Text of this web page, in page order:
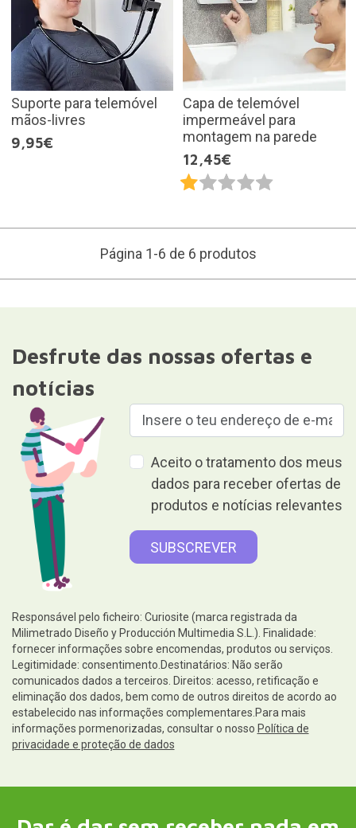
Suporte para telemóvel
mãos-livres
9,95€
Capa de telemóvel
impermeável para
montagem na parede
12,45€
Página 1-6 de 6 produtos
Desfrute das nossas ofertas e
notícias
Aceito o tratamento dos meus
dados para receber ofertas de
produtos e notícias relevantes
Responsável pelo ficheiro: Curiosite (marca registrada da
Milimetrado Diseño y Producción Multimedia S.L.). Finalidade:
fornecer informações sobre encomendas, produtos ou serviços.
Legitimidade: consentimento.Destinatários: Não serão
comunicados dados a terceiros. Direitos: acesso, retificação e
eliminação dos dados, bem como de outros direitos de acordo ao
estabelecido nas informações complementares.Para mais
informações pormenorizadas, consultar o nosso Política de
privacidade e proteção de dados